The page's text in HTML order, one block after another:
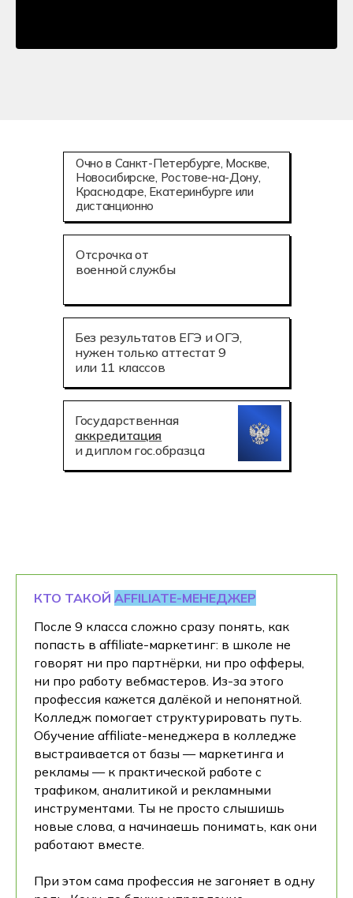
Государственная
аккредитация
и диплом гос.образца
Отсрочка от
военной службы
Без результатов ЕГЭ и ОГЭ,
нужен только аттестат 9
или 11 классов
Очно в Санкт-Петербурге, Москве,
Новосибирске, Ростове-на-Дону,
Краснодаре, Екатеринбурге или
дистанционно
КТО ТАКОЙ AFFILIATE-МЕНЕДЖЕР
После 9 класса сложно сразу понять, как
попасть в affiliate-маркетинг: в школе не
говорят ни про партнёрки, ни про офферы,
ни про работу вебмастеров. Из-за этого
профессия кажется далёкой и непонятной.
Колледж помогает структурировать путь.
Обучение affiliate-менеджера в колледже
выстраивается от базы — маркетинга и
рекламы — к практической работе с
трафиком, аналитикой и рекламными
инструментами. Ты не просто слышишь
новые слова, а начинаешь понимать, как они
работают вместе.
При этом сама профессия не загоняет в одну